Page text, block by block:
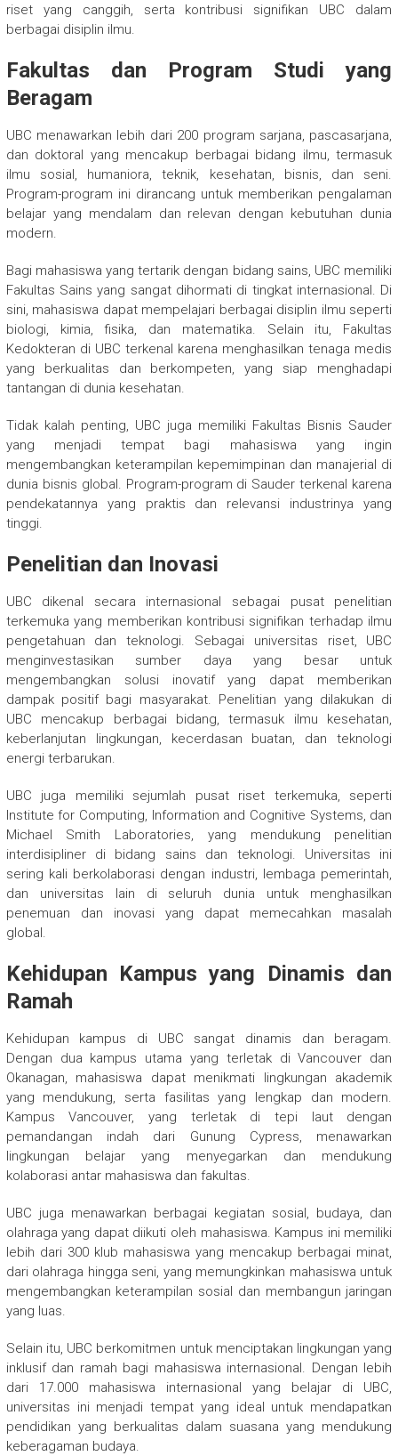
riset yang canggih, serta kontribusi signifikan UBC dalam
berbagai disiplin ilmu.
Fakultas dan Program Studi yang
Beragam
UBC menawarkan lebih dari 200 program sarjana, pascasarjana,
dan doktoral yang mencakup berbagai bidang ilmu, termasuk
ilmu sosial, humaniora, teknik, kesehatan, bisnis, dan seni.
Program-program ini dirancang untuk memberikan pengalaman
belajar yang mendalam dan relevan dengan kebutuhan dunia
modern.
Bagi mahasiswa yang tertarik dengan bidang sains, UBC memiliki
Fakultas Sains yang sangat dihormati di tingkat internasional. Di
sini, mahasiswa dapat mempelajari berbagai disiplin ilmu seperti
biologi, kimia, fisika, dan matematika. Selain itu, Fakultas
Kedokteran di UBC terkenal karena menghasilkan tenaga medis
yang berkualitas dan berkompeten, yang siap menghadapi
tantangan di dunia kesehatan.
Tidak kalah penting, UBC juga memiliki Fakultas Bisnis Sauder
yang menjadi tempat bagi mahasiswa yang ingin
mengembangkan keterampilan kepemimpinan dan manajerial di
dunia bisnis global. Program-program di Sauder terkenal karena
pendekatannya yang praktis dan relevansi industrinya yang
tinggi.
Penelitian dan Inovasi
UBC dikenal secara internasional sebagai pusat penelitian
terkemuka yang memberikan kontribusi signifikan terhadap ilmu
pengetahuan dan teknologi. Sebagai universitas riset, UBC
menginvestasikan sumber daya yang besar untuk
mengembangkan solusi inovatif yang dapat memberikan
dampak positif bagi masyarakat. Penelitian yang dilakukan di
UBC mencakup berbagai bidang, termasuk ilmu kesehatan,
keberlanjutan lingkungan, kecerdasan buatan, dan teknologi
energi terbarukan.
UBC juga memiliki sejumlah pusat riset terkemuka, seperti
Institute for Computing, Information and Cognitive Systems, dan
Michael Smith Laboratories, yang mendukung penelitian
interdisipliner di bidang sains dan teknologi. Universitas ini
sering kali berkolaborasi dengan industri, lembaga pemerintah,
dan universitas lain di seluruh dunia untuk menghasilkan
penemuan dan inovasi yang dapat memecahkan masalah
global.
Kehidupan Kampus yang Dinamis dan
Ramah
Kehidupan kampus di UBC sangat dinamis dan beragam.
Dengan dua kampus utama yang terletak di Vancouver dan
Okanagan, mahasiswa dapat menikmati lingkungan akademik
yang mendukung, serta fasilitas yang lengkap dan modern.
Kampus Vancouver, yang terletak di tepi laut dengan
pemandangan indah dari Gunung Cypress, menawarkan
lingkungan belajar yang menyegarkan dan mendukung
kolaborasi antar mahasiswa dan fakultas.
UBC juga menawarkan berbagai kegiatan sosial, budaya, dan
olahraga yang dapat diikuti oleh mahasiswa. Kampus ini memiliki
lebih dari 300 klub mahasiswa yang mencakup berbagai minat,
dari olahraga hingga seni, yang memungkinkan mahasiswa untuk
mengembangkan keterampilan sosial dan membangun jaringan
yang luas.
Selain itu, UBC berkomitmen untuk menciptakan lingkungan yang
inklusif dan ramah bagi mahasiswa internasional. Dengan lebih
dari 17.000 mahasiswa internasional yang belajar di UBC,
universitas ini menjadi tempat yang ideal untuk mendapatkan
pendidikan yang berkualitas dalam suasana yang mendukung
keberagaman budaya.